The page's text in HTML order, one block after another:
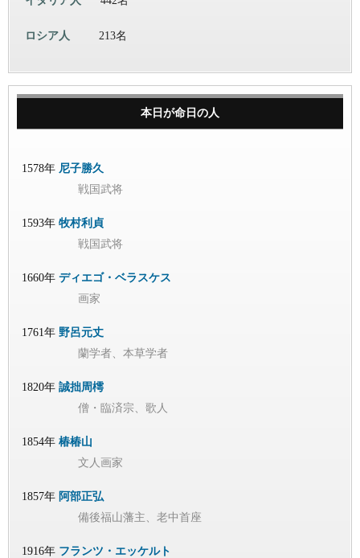
ロシア人 213名
本日が命日の人
1578年 尼子勝久
戦国武将
1593年 牧村利貞
戦国武将
1660年 ディエゴ・ベラスケス
画家
1761年 野呂元丈
蘭学者、本草学者
1820年 誠拙周樗
僧・臨済宗、歌人
1854年 椿椿山
文人画家
1857年 阿部正弘
備後福山藩主、老中首座
1916年 フランツ・エッケルト